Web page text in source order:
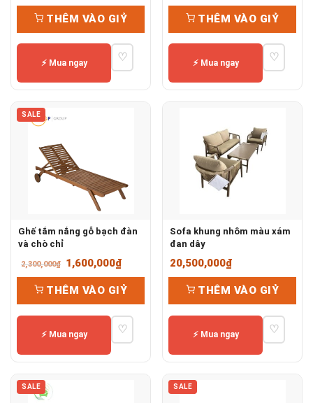
gốc
là:
27,000,000₫.
hiện
19,500,000₫.
THÊM VÀO GIỶ
⚡ Mua ngay ♡
gốc
là:
28,725,000₫.
hiện
THÊM VÀO GIỶ
⚡ Mua ngay ♡
SALE
Ghế tắm nắng gỗ bạch đàn
và chò chỉ
2,300,000₫
Giá
gốc
là:
2,300,000₫.
1,600,000₫Giá
hiện
tại
là:
1,600,000₫.
THÊM VÀO GIỶ
⚡ Mua ngay ♡
Sofa khung nhôm màu xám
đan dây
20,500,000₫
THÊM VÀO GIỶ
⚡ Mua ngay ♡
SALE SALE